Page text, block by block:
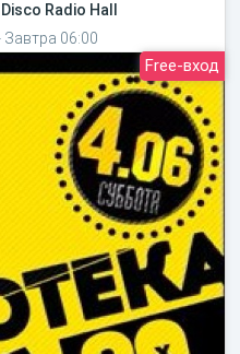
Free-вход
Radio Hall
Завтра 06:00